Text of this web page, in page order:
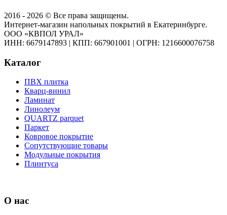
2016 - 2026 © Все права защищены.
Интернет-магазин напольных покрытий в Екатеринбурге.
ООО «КВПОЛ УРАЛ»
ИНН: 6679147893 | КПП: 667901001 | ОГРН: 1216600076758
Каталог
ПВХ плитка
Кварц-винил
Ламинат
Линолеум
QUARTZ parquet
Паркет
Ковровое покрытие
Сопутствующие товары
Модульные покрытия
Плинтуса
О нас